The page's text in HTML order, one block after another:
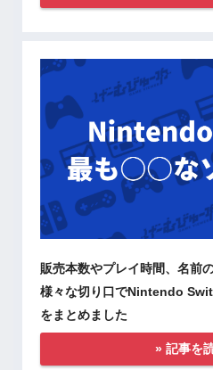
販売本数やプレイ時間、名前
様々な切り口でNintendo
をまとめました
» 記事を